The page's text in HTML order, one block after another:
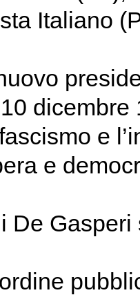
Italiano
e
e
De